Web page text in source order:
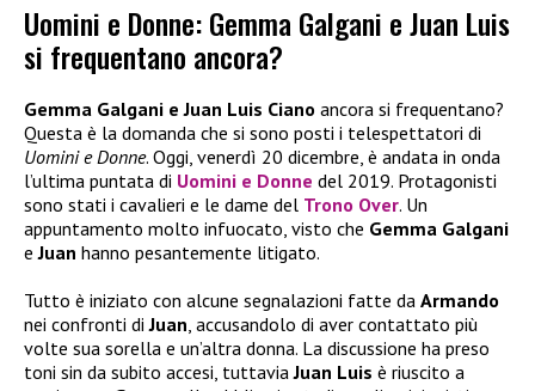
Uomini e Donne: Gemma Galgani e Juan Luis
si frequentano ancora?
Gemma Galgani e Juan Luis Ciano ancora si frequentano?
Questa è la domanda che si sono posti i telespettatori di
Uomini e Donne. Oggi, venerdì 20 dicembre, è andata in onda
l’ultima puntata di Uomini e Donne del 2019. Protagonisti
sono stati i cavalieri e le dame del Trono Over. Un
appuntamento molto infuocato, visto che Gemma Galgani
eJuan hanno pesantemente litigato.
Tutto è iniziato con alcune segnalazioni fatte da Armando
nei confronti diJuan, accusandolo di aver contattato più
volte sua sorella e un’altra donna. La discussione ha preso
toni sin da subito accesi, tuttaviaJuan Luis è riuscito a